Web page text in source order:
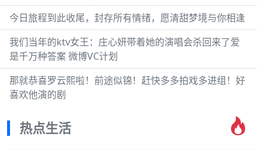
今日旅程到此收尾，封存所有情绪，愿清甜梦境与你相逢
我们当年的ktv女王：庄心妍带着她的演唱会杀回来了爱
是千万种答案 微博VC计划
那就恭喜罗云熙啦！前途似锦！赶快多多拍戏多进组！好
喜欢他演的剧
热点生活